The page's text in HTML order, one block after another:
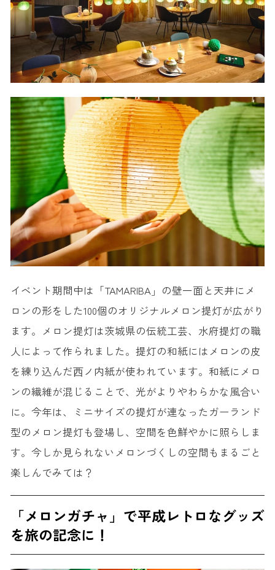
イベント期間中は「TAMARIBA」の壁一面と天井にメ
ロンの形をした100個のオリジナルメロン提灯が広がり
ます。メロン提灯は茨城県の伝統工芸、水府提灯の職
人によって作られました。提灯の和紙にはメロンの皮
を練り込んだ⻄ノ内紙が使われています。和紙にメロ
ンの繊維が混じることで、光がよりやわらかな風合い
に。今年は、ミニサイズの提灯が連なったガーランド
型のメロン提灯も登場し、空間を色鮮やかに照らしま
す。今しか見られないメロンづくしの空間もまるごと
楽しんでみては？
「メロンガチャ」で平成レトロなグッズ
を旅の記念に！